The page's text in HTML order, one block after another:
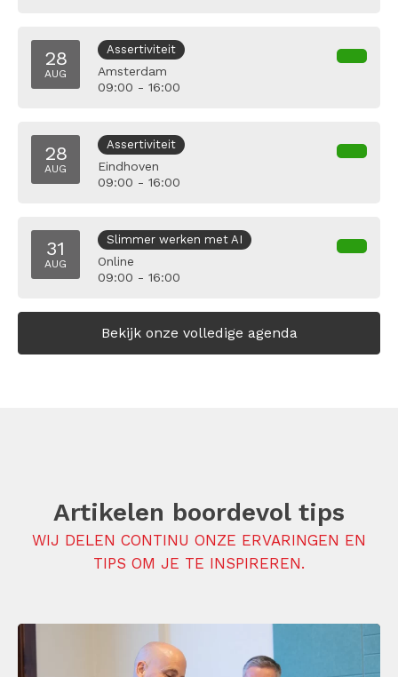
28
AUG
Assertiviteit
Amsterdam
09:00 - 16:00
28
AUG
Assertiviteit
Eindhoven
09:00 - 16:00
31
AUG
Slimmer werken met AI
Online
09:00 - 16:00
Bekijk onze volledige agenda
Artikelen boordevol tips
WIJ DELEN CONTINU ONZE ERVARINGEN EN
TIPS OM JE TE INSPIREREN.